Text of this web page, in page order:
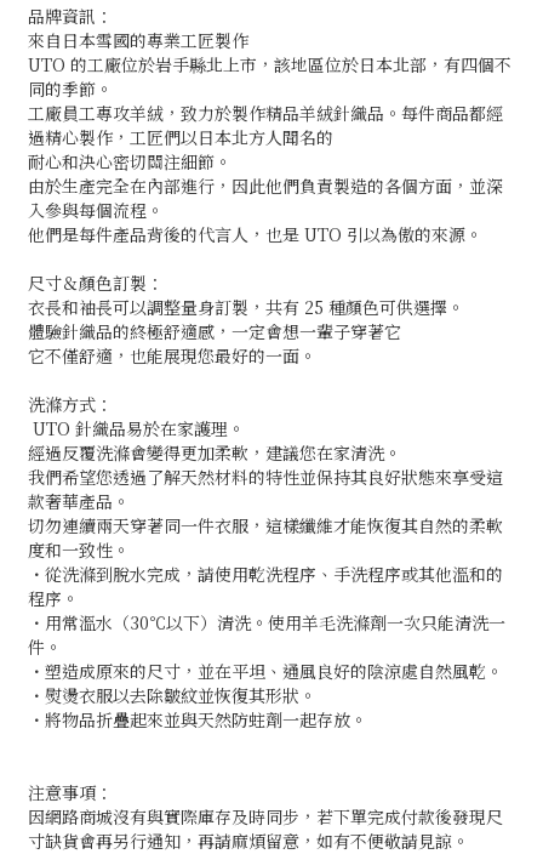
品牌資訊：
來自日本雪國的專業工匠製作
UTO 的工廠位於岩手縣北上市，該地區位於日本北部，有四個不
同的季節。
工廠員工專攻羊絨，致力於製作精品羊絨針織品。每件商品都經
過精心製作，工匠們以日本北方人聞名的
耐心和決心密切關注細節。
由於生產完全在內部進行，因此他們負責製造的各個方面，並深
入參與每個流程。
他們是每件產品背後的代言人，也是 UTO 引以為傲的來源。
尺寸＆顏色訂製：
衣長和袖長可以調整量身訂製，共有 25 種顏色可供選擇。
體驗針織品的終極舒適感，一定會想一輩子穿著它
它不僅舒適，也能展現您最好的一面。
洗滌方式：
UTO 針織品易於在家護理。
經過反覆洗滌會變得更加柔軟，建議您在家清洗。
我們希望您透過了解天然材料的特性並保持其良好狀態來享受這
款奢華產品。
切勿連續兩天穿著同一件衣服，這樣纖維才能恢復其自然的柔軟
度和一致性。
・從洗滌到脫水完成，請使用乾洗程序、手洗程序或其他溫和的
程序。
・用常溫水（30℃以下）清洗。使用羊毛洗滌劑一次只能清洗一
件。
・塑造成原來的尺寸，並在平坦、通風良好的陰涼處自然風乾。
・熨燙衣服以去除皺紋並恢復其形狀。
・將物品折疊起來並與天然防蛀劑一起存放。
注意事項：
因網路商城沒有與實際庫存及時同步，若下單完成付款後發現尺
寸缺貨會再另行通知，再請麻煩留意，如有不便敬請見諒。